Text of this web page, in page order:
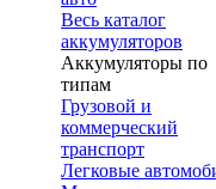
Весь каталог
аккумуляторов
Аккумуляторы по
типам
Грузовой и
коммерческий
транспорт
Легковые